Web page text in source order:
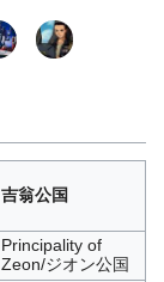
吉翁公国
Principality of
Zeon/ジオン公国